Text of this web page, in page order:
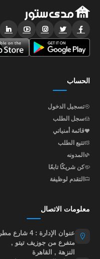
الحساب
تسجيل الدخول
سجل الطلب
قائمة أمنياتي
تتبع الطلب
المدونه
كن شريكًا تابعًا
التقدم لوظيفة
معلومات الاتصال
عنوان الإدارة : 4 شارع مطر
متفرع من جوزيف تيتو ,
النزهة , القاهرة